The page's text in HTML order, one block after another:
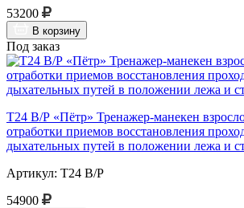
53200
В корзину
Под заказ
Т24 В/Р «Пётр» Тренажер-манекен
отработки приемов восстановления
дыхательных путей в положении лежа и
Артикул: Т24 В/Р
54900